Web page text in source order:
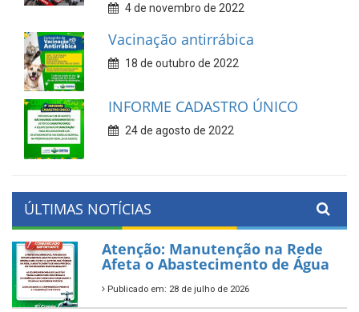
4 de novembro de 2022
Vacinação antirrábica
18 de outubro de 2022
INFORME CADASTRO ÚNICO
24 de agosto de 2022
ÚLTIMAS NOTÍCIAS
Atenção: Manutenção na Rede
Afeta o Abastecimento de Água
Publicado em: 28 de julho de 2026